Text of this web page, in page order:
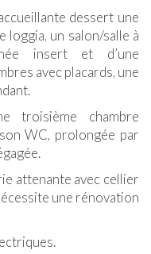
dessert une
loggia, un salon/salle à
insert et d’une
avec placards, une
troisième chambre
WC, prolongée par
attenante avec cellier
une rénovation